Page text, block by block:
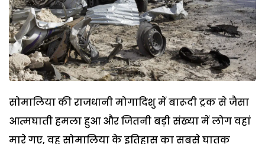
सोमालिया की राजधानी मोगादिशु में बारूदी ट्रक से जैसा
आत्मघाती हमला हुआ और जितनी बड़ी संख्या में लोग वहां
मारे गए, वह सोमालिया के इतिहास का सबसे घातक